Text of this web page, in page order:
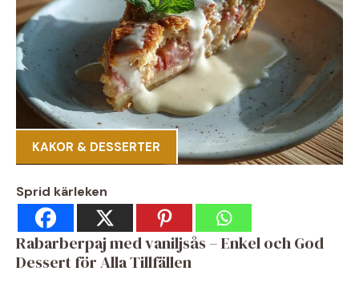
KAKOR & DESSERTER
Sprid kärleken
Rabarberpaj med vaniljsås – Enkel och God
Dessert för Alla Tillfällen